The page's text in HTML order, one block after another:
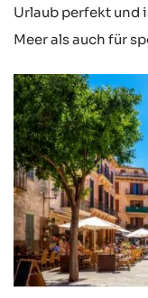
Urlaub perfekt und
Meer als auch für